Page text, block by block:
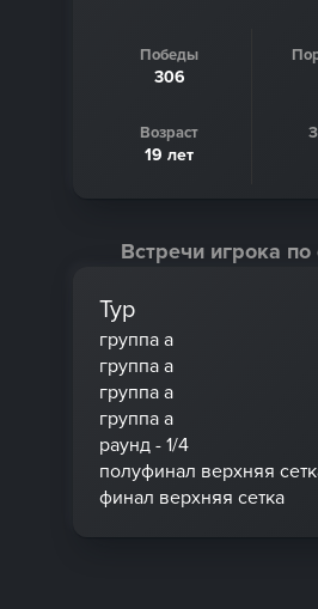
Победы
306
Возраст
19 лет
Встречи игрока по
Тур
группа a
группа a
группа a
группа a
раунд - 1/4
полуфинал верхняя
финал верхняя сетка